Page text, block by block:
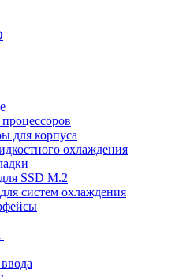
для корпуса
охлаждения
SSD M.2
систем охлаждения